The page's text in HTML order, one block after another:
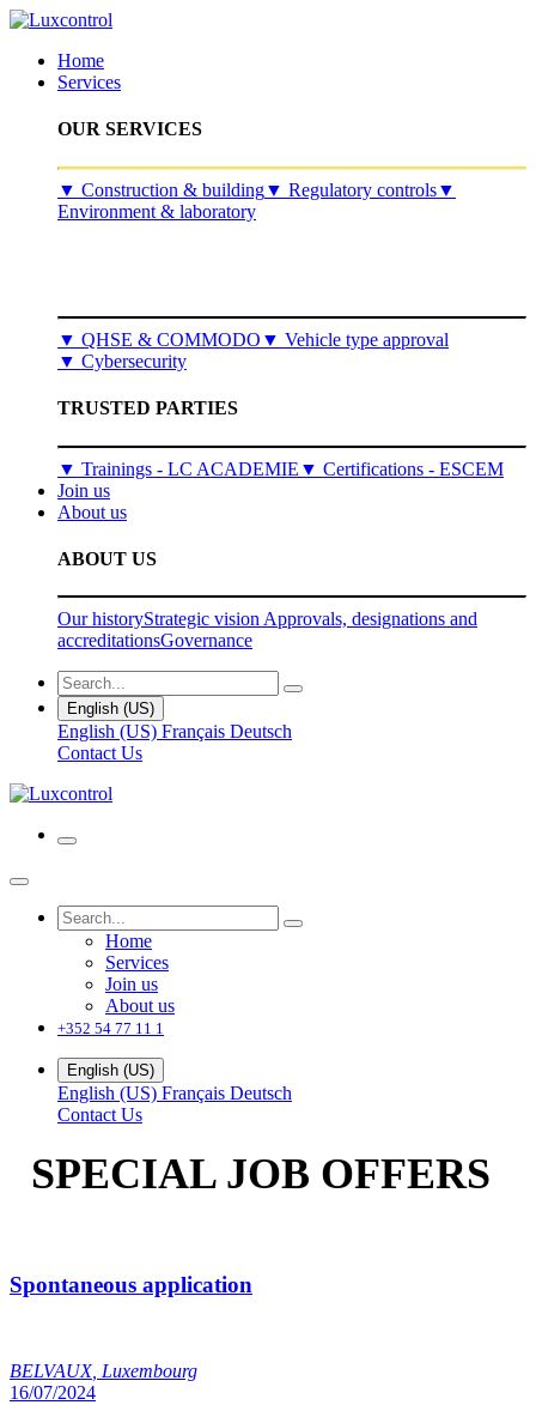
Home
Services
OUR SERVICES
​▼ Construction & building▼ Regulatory controls▼
Environment & laboratory
▼ QHSE & COMMODO ▼ Vehicle type approval
▼ Cybersecurity
TRUSTED PARTIES
▼ Trainings - LC ACADEMIE ▼ Certifications - ESCEM
Join us
About us
ABOUT US
Our historyStrategic vision Approvals, designations and
accreditationsGovernance
English (US)
English (US) Français Deutsch
Contact Us
Home
Services
Join us
About us
+352 54 77 11 1
English (US)
English (US) Français Deutsch
Contact Us
SPECIAL JOB OFFERS
Spontaneous application
BELVAUX, Luxembourg
16/07/2024